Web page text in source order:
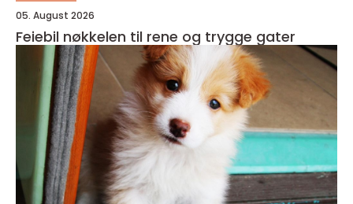
05. August 2026
Feiebil nøkkelen til rene og trygge gater